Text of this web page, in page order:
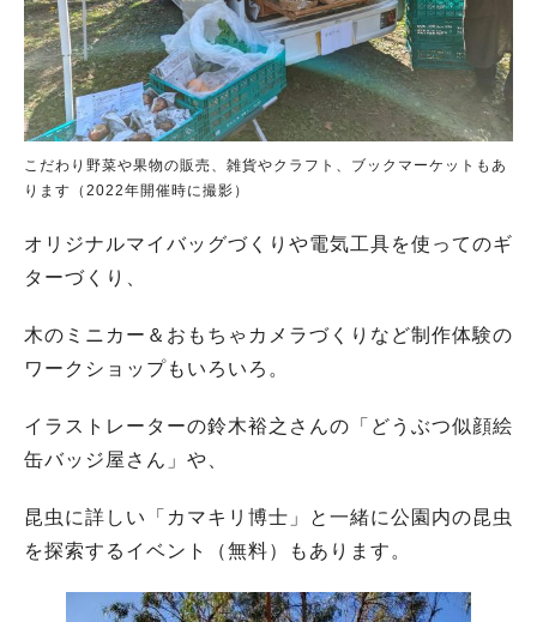
こだわり野菜や果物の販売、雑貨やクラフト、ブックマーケットもあ
ります（2022年開催時に撮影）
オリジナルマイバッグづくりや電気工具を使ってのギ
ターづくり、
木のミニカー＆おもちゃカメラづくりなど制作体験の
ワークショップもいろいろ。
イラストレーターの鈴木裕之さんの「どうぶつ似顔絵
缶バッジ屋さん」や、
昆虫に詳しい「カマキリ博士」と一緒に公園内の昆虫
を探索するイベント（無料）もあります。